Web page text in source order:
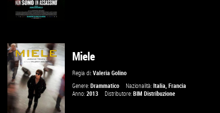
GUARDA IL TRAILER
VAI ALLA SCHEDA
Miele
Regia di:Valeria Golino
Genere:Drammatico Nazionalità:Italia ,Francia
Anno:2013 Distributore:BIM Distribuzione